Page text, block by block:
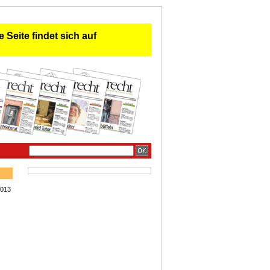
Seite findet sich auf